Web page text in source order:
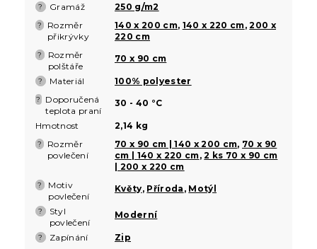
? Gramáž 250 g/m2
?
Rozměr
přikrývky
140 x 200 cm, 140 x 220 cm,200 x
220 cm
?
Rozměr
polštáře
70 x 90 cm
? Materiál 100% polyester
?
Doporučená
teplota praní
30 - 40 °C
Hmotnost 2,14 kg
?
Rozměr
povlečení
70 x 90 cm | 140 x 200 cm, 70 x 90
cm | 140 x 220 cm,2 ks 70 x 90 cm
| 200 x 220 cm
?
Motiv
povlečení
Květy, Příroda , Motýl
?
Styl
povlečení
Moderní
? Zapínání
Zip